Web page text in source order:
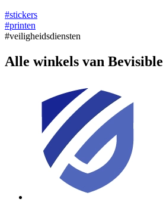
#stickers
#printen
#veiligheidsdiensten
Alle winkels van Bevisible